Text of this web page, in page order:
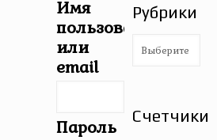
Имя
пользователя
или
email
Пароль
Рубрики
Рубрики
Счетчики